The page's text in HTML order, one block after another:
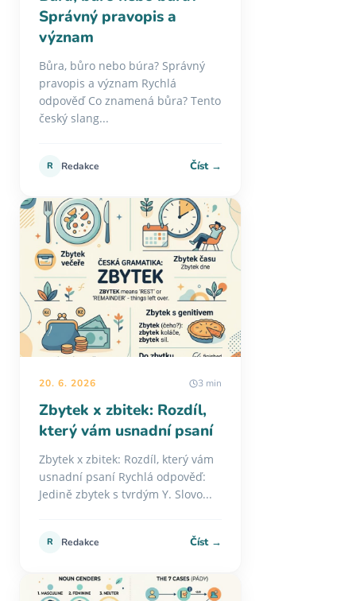
Správný pravopis a
význam
Bůra, bůro nebo búra? Správný
pravopis a význam Rychlá
odpověď Co znamená bůra? Tento
český slang...
R Redakce Číst →
20. 6. 2026 3 min
Zbytek x zbitek: Rozdíl,
který vám usnadní psaní
Zbytek x zbitek: Rozdíl, který vám
usnadní psaní Rychlá odpověď:
Jedině zbytek s tvrdým Y. Slovo...
R Redakce Číst →